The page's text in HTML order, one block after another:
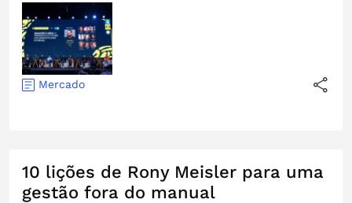
Mercado
10 lições de Rony Meisler para uma
gestão fora do manual